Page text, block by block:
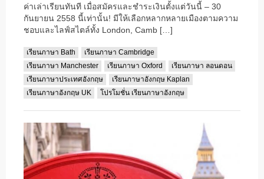
ค่าเล่าเรียนทันที เมื่อสมัครและชำระเงินตั้งแต่วันนี้ – 30
กันยายน 2558 นี้เท่านั้น! มีให้เลือกหลากหลายเมืองตามความ
ชอบและไลฟ์สไตล์ทั้ง London, Camb […]
เรียนภาษา Bath
เรียนภาษา Cambridge
เรียนภาษา Manchester
เรียนภาษา Oxford
เรียนภาษา ลอนดอน
เรียนภาษาประเทศอังกฤษ
เรียนภาษาอังกฤษ Kaplan
เรียนภาษาอังกฤษ UK
โปรโมชั่น เรียนภาษาอังกฤษ